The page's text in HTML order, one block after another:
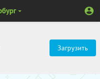
Загрузить